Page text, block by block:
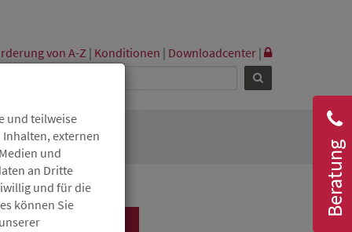
von A-Z | Konditionen | Downloadcenter |
Beratung
und teilweise
externen
und
an Dritte
und für die
können Sie